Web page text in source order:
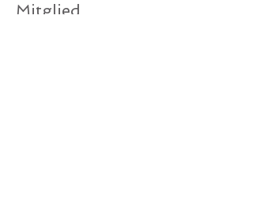
Mitglied